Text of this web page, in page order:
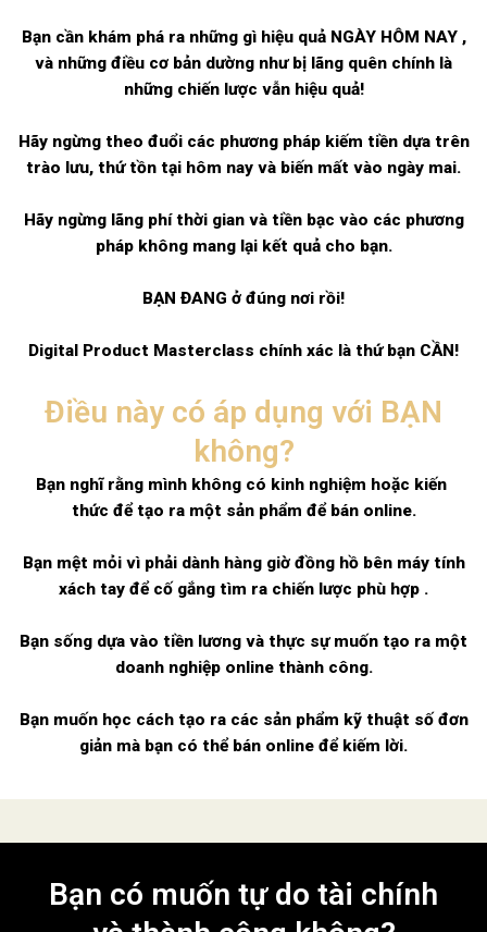
Bạn cần khám phá ra những gì hiệu quả NGÀY HÔM NAY ,
và những điều cơ bản dường như bị lãng quên chính là
những chiến lược vẫn hiệu quả!
Hãy ngừng theo đuổi các phương pháp kiếm tiền dựa trên
trào lưu, thứ tồn tại hôm nay và biến mất vào ngày mai.
Hãy ngừng lãng phí thời gian và tiền bạc vào các phương
pháp không mang lại kết quả cho bạn.
BẠN ĐANG ở đúng nơi rồi!
Digital Product Masterclass chính xác là thứ bạn CẦN!
Điều này có áp dụng với BẠN
không?
Bạn nghĩ rằng mình không có kinh nghiệm hoặc kiến ​​
thức để tạo ra một sản phẩm để bán online.
Bạn mệt mỏi vì phải dành hàng giờ đồng hồ bên máy tính
xách tay để cố gắng tìm ra chiến lược phù hợp .
Bạn sống dựa vào tiền lương và thực sự muốn tạo ra một
doanh nghiệp online thành công.
Bạn muốn học cách tạo ra các sản phẩm kỹ thuật số đơn
giản mà bạn có thể bán online để kiếm lời.
Bạn có muốn tự do tài chính